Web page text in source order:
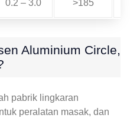
0.2 – 3.0 >185
Aluminium Circle,
pabrik lingkaran
peralatan masak, dan